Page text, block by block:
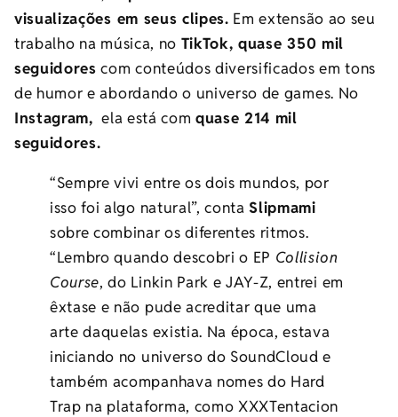
visualizações em seus clipes. Em extensão ao seu
trabalho na música, no TikTok, quase 350 mil
seguidores com conteúdos diversificados em tons
de humor e abordando o universo de games. No
Instagram, ela está comquase 214 mil
seguidores.
“Sempre vivi entre os dois mundos, por
isso foi algo natural”, contaSlipmami
sobre combinar os diferentes ritmos.
“Lembro quando descobri o EP Collision
Course, do Linkin Park e JAY-Z, entrei em
êxtase e não pude acreditar que uma
arte daquelas existia. Na época, estava
iniciando no universo do SoundCloud e
também acompanhava nomes do Hard
Trap na plataforma, como XXXTentacion